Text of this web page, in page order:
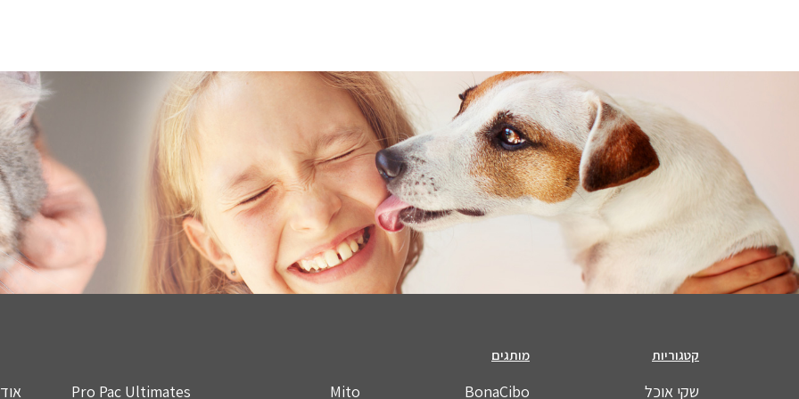
קטגוריות
שקי אוכל
מותגים
BonaCibo
Mito
Pro Pac Ultimates